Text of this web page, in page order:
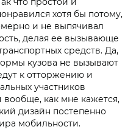
хотя бы потому,
и не выпячивал
делая ее вызывающе
средств. Да,
кузова не вызывают
к отторжению и
участников
как мне кажется,
дизайн постепенно
мобильности.